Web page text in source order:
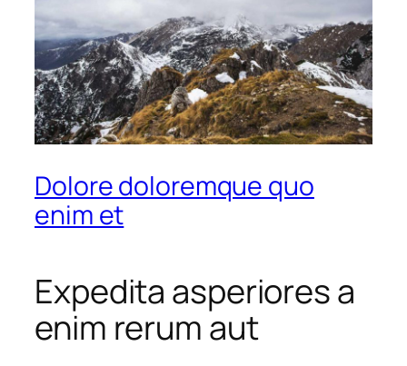
Dolore doloremque quo
enim et
Expedita asperiores a
enim rerum aut